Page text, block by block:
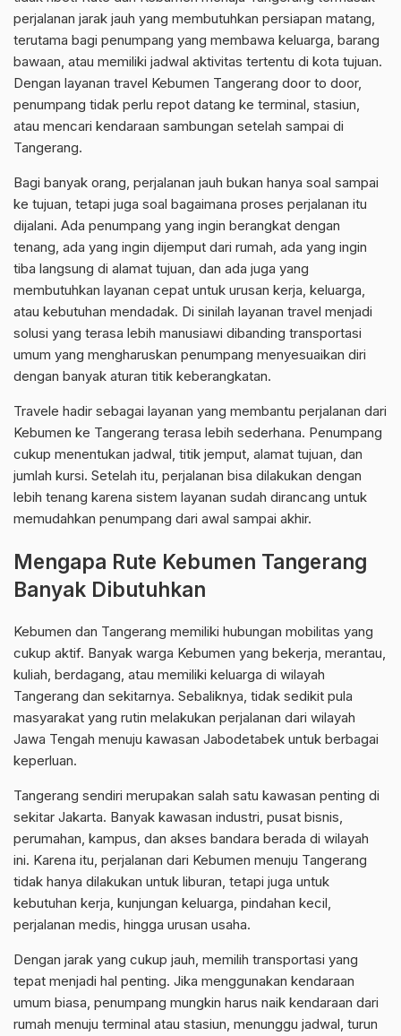
perjalanan jarak jauh yang membutuhkan persiapan matang,
terutama bagi penumpang yang membawa keluarga, barang
bawaan, atau memiliki jadwal aktivitas tertentu di kota tujuan.
Dengan layanan travel Kebumen Tangerang door to door,
penumpang tidak perlu repot datang ke terminal, stasiun,
atau mencari kendaraan sambungan setelah sampai di
Tangerang.
Bagi banyak orang, perjalanan jauh bukan hanya soal sampai
ke tujuan, tetapi juga soal bagaimana proses perjalanan itu
dijalani. Ada penumpang yang ingin berangkat dengan
tenang, ada yang ingin dijemput dari rumah, ada yang ingin
tiba langsung di alamat tujuan, dan ada juga yang
membutuhkan layanan cepat untuk urusan kerja, keluarga,
atau kebutuhan mendadak. Di sinilah layanan travel menjadi
solusi yang terasa lebih manusiawi dibanding transportasi
umum yang mengharuskan penumpang menyesuaikan diri
dengan banyak aturan titik keberangkatan.
Travele hadir sebagai layanan yang membantu perjalanan dari
Kebumen ke Tangerang terasa lebih sederhana. Penumpang
cukup menentukan jadwal, titik jemput, alamat tujuan, dan
jumlah kursi. Setelah itu, perjalanan bisa dilakukan dengan
lebih tenang karena sistem layanan sudah dirancang untuk
memudahkan penumpang dari awal sampai akhir.
Mengapa Rute Kebumen Tangerang
Banyak Dibutuhkan
Kebumen dan Tangerang memiliki hubungan mobilitas yang
cukup aktif. Banyak warga Kebumen yang bekerja, merantau,
kuliah, berdagang, atau memiliki keluarga di wilayah
Tangerang dan sekitarnya. Sebaliknya, tidak sedikit pula
masyarakat yang rutin melakukan perjalanan dari wilayah
Jawa Tengah menuju kawasan Jabodetabek untuk berbagai
keperluan.
Tangerang sendiri merupakan salah satu kawasan penting di
sekitar Jakarta. Banyak kawasan industri, pusat bisnis,
perumahan, kampus, dan akses bandara berada di wilayah
ini. Karena itu, perjalanan dari Kebumen menuju Tangerang
tidak hanya dilakukan untuk liburan, tetapi juga untuk
kebutuhan kerja, kunjungan keluarga, pindahan kecil,
perjalanan medis, hingga urusan usaha.
Dengan jarak yang cukup jauh, memilih transportasi yang
tepat menjadi hal penting. Jika menggunakan kendaraan
umum biasa, penumpang mungkin harus naik kendaraan dari
rumah menuju terminal atau stasiun, menunggu jadwal, turun